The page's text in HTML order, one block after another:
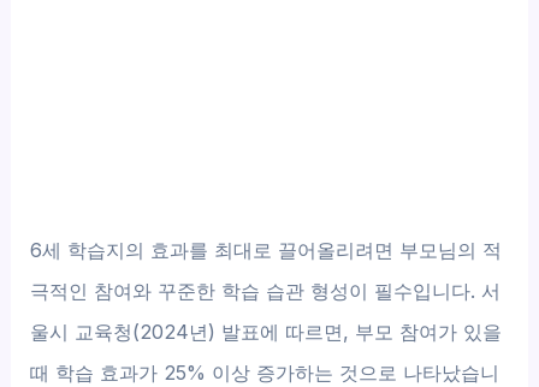
6세 학습지의 효과를 최대로 끌어올리려면 부모님의 적
극적인 참여와 꾸준한 학습 습관 형성이 필수입니다. 서
울시 교육청(2024년) 발표에 따르면, 부모 참여가 있을
때 학습 효과가 25% 이상 증가하는 것으로 나타났습니